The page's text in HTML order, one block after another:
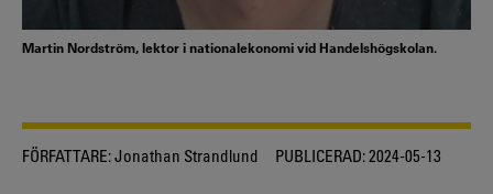
Martin Nordström, lektor i nationalekonomi vid Handelshögskolan.
FÖRFATTARE:Jonathan Strandlund PUBLICERAD:2024-05-13